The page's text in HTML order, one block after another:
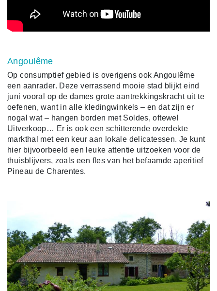
Angoulême
Op consumptief gebied is overigens ook Angoulême
een aanrader. Deze verrassend mooie stad blijkt eind
juni vooral op de dames grote aantrekkingskracht uit te
oefenen, want in alle kledingwinkels – en dat zijn er
nogal wat – hangen borden met Soldes, oftewel
Uitverkoop… Er is ook een schitterende overdekte
markthal met een keur aan lokale delicatessen. Je kunt
hier bijvoorbeeld een leuke attentie uitzoeken voor de
thuisblijvers, zoals een fles van het befaamde aperitief
Pineau de Charentes.